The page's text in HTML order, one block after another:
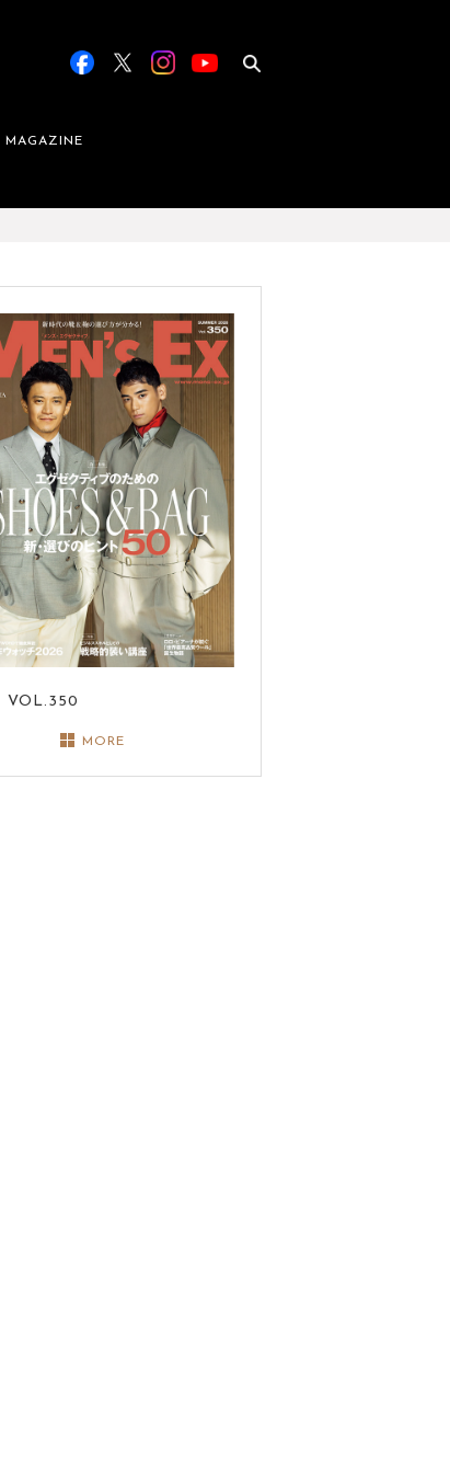
MAGAZINE
VOL.350
MORE